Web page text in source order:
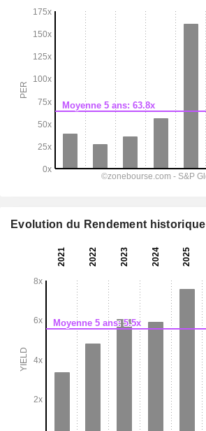
Evolution du Rendement historique